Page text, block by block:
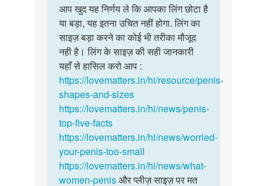
to
मेरा
लिंग
बहुत
छोटा
है
और…
by
Rakesh
आप
खुद
यह
निर्णय
ले
कि
आपका…
आप खुद यह निर्णय ले कि आपका लिंग छोटा है
या बड़ा, यह इतना उचित नहीं होगा. लिंग का
साइज़ बड़ा करने का कोई भी तरीका मौजूद
नही है। लिंग के साइज़ की सही जानकारी
यहाँ से हासिल करो आप :
https://lovematters.in/hi/resource/penis-
shapes-and-sizes
https://lovematters.in/hi/news/penis-
top-five-facts
https://lovematters.in/hi/news/worried-
your-penis-too-small
https://lovematters.in/hi/news/what-
women-penisऔर प्लीज़ साइज़ पर मत